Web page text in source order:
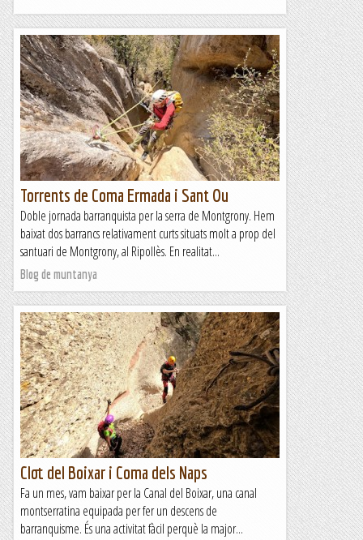
Torrents de Coma Ermada i Sant Ou
Doble jornada barranquista per la serra de Montgrony. Hem
baixat dos barrancs relativament curts situats molt a prop del
santuari de Montgrony, al Ripollès. En realitat...
Blog de muntanya
Clot del Boixar i Coma dels Naps
Fa un mes, vam baixar per la Canal del Boixar, una canal
montserratina equipada per fer un descens de
barranquisme. És una activitat fàcil perquè la major...